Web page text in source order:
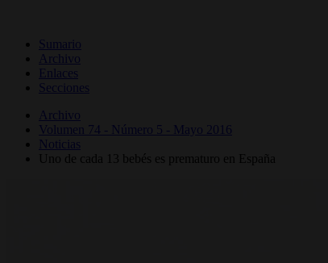
Sumario
Archivo
Enlaces
Secciones
Archivo
Volumen 74 - Número 5 - Mayo 2016
Noticias
Uno de cada 13 bebés es prematuro en España